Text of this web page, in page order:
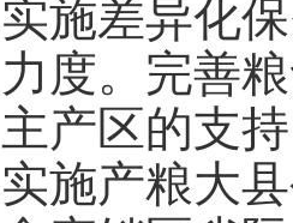
实施差异化
力度。完善
主产区的支
实施产粮大